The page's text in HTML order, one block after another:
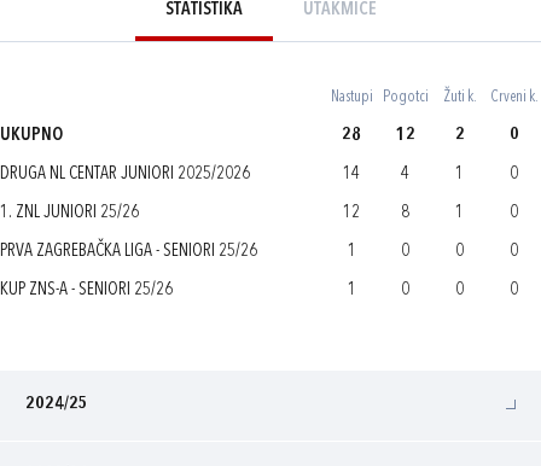
STATISTIKA UTAKMICE
Nastupi Pogotci Žuti k. Crveni k.
UKUPNO 28 12 2 0
DRUGA NL CENTAR JUNIORI 2025/2026 14 4 1 0
1. ZNL JUNIORI 25/26 12 8 1 0
PRVA ZAGREBAČKA LIGA - SENIORI 25/26 1 0 0 0
KUP ZNS-A - SENIORI 25/26 1 0 0 0
2024/25